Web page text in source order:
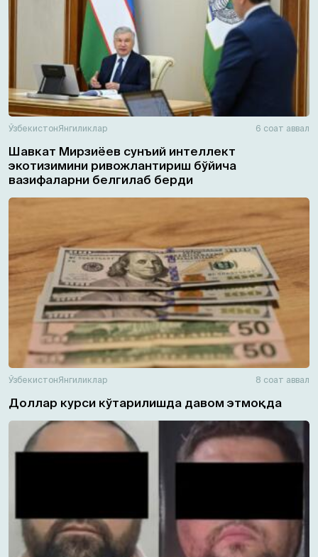
ЎзбекистонЯнгиликлар 6 соат аввал
Шавкат Мирзиёев сунъий интеллект
экотизимини ривожлантириш бўйича
вазифаларни белгилаб берди
ЎзбекистонЯнгиликлар 8 соат аввал
Доллар курси кўтарилишда давом этмоқда